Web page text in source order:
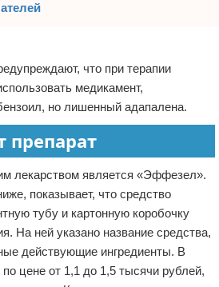
что при терапии
медикамент,
но лишенный адапалена.
препарат
лекарством является «Эффезел».
показывает, что средство
тубу и картонную коробочку
На ней указано название средства,
действующие ингредиенты. В
по цене от 1,1 до 1,5 тысячи рублей,